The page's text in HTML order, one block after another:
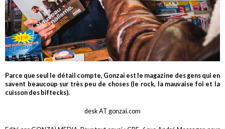
Parce que seul le détail compte, Gonzaï est le magazine des gens qui en
savent beaucoup sur très peu de choses (le rock, la mauvaise foi et la
cuisson des biftecks).
desk AT gonzai.com